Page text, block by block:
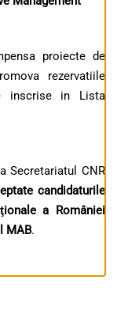
proiecte de
rezervatiile
inscrise in Lista
Secretariatul CNR
candidaturile
a României
MAB.